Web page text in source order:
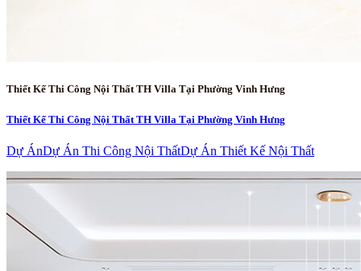
Thiết Kế Thi Công Nội Thất TH Villa Tại Phường Vinh Hưng
Thiết Kế Thi Công Nội Thất TH Villa Tại Phường Vinh Hưng
Dự ÁnDự Án Thi Công Nội ThấtDự Án Thiết Kế Nội Thất